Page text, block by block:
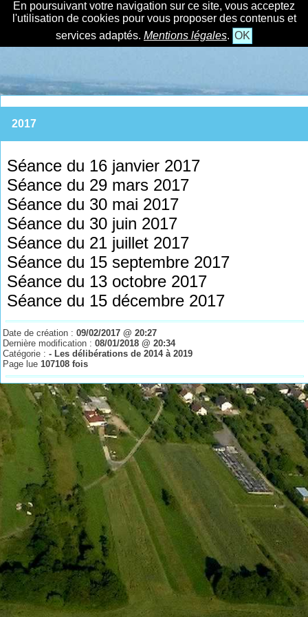
En poursuivant votre navigation sur ce site, vous acceptez
l'utilisation de cookies pour vous proposer des contenus et
services adaptés. Mentions légales. OK
2017
Séance du 16 janvier 2017
Séance du 29 mars 2017
Séance du 30 mai 2017
Séance du 30 juin 2017
Séance du 21 juillet 2017
Séance du 15 septembre 2017
Séance du 13 octobre 2017
Séance du 15 décembre 2017
Date de création :09/02/2017 @ 20:27
Dernière modification :08/01/2018 @ 20:34
Catégorie :- Les délibérations de 2014 à 2019
Page lue107108 fois